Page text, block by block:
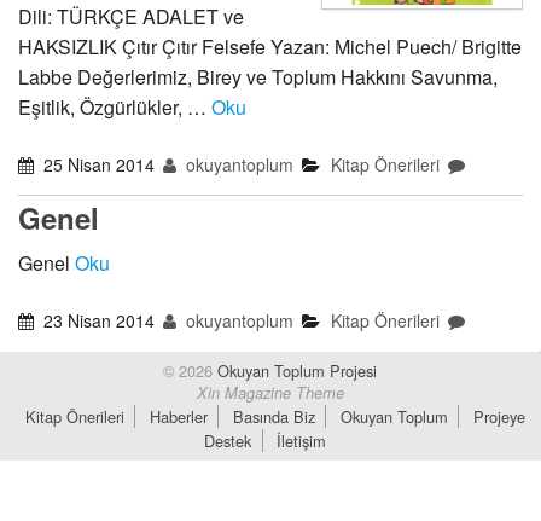
Dili: TÜRKÇE ADALET ve
HAKSIZLIK Çıtır Çıtır Felsefe Yazan: Michel Puech/ Brigitte
Labbe Değerlerimiz, Birey ve Toplum Hakkını Savunma,
Eşitlik, Özgürlükler, … Oku
25 Nisan 2014 okuyantoplum Kitap Önerileri
Genel
Genel Oku
23 Nisan 2014 okuyantoplum Kitap Önerileri
© 2026 Okuyan Toplum Projesi
Xin Magazine Theme
Kitap Önerileri Haberler Basında Biz Okuyan Toplum
Projeye
Destek
İletişim